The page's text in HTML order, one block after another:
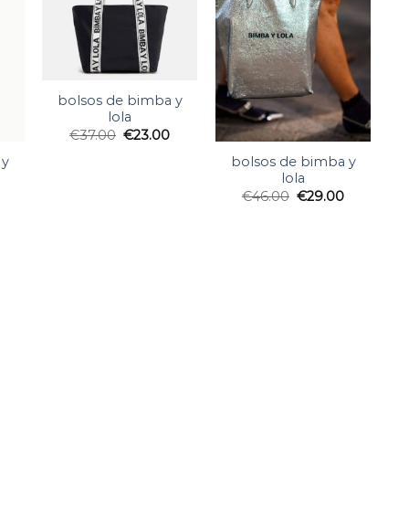
bolsos de bimba y
lola
€37.00 €23.00
bolsos de bimba y
lola
€46.00 €29.00